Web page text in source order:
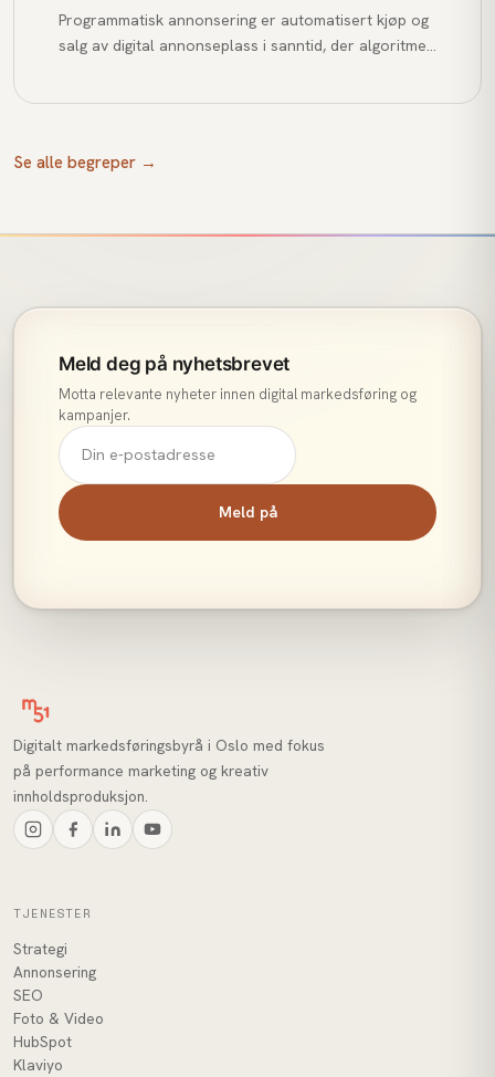
Programmatisk annonsering er automatisert kjøp og
salg av digital annonseplass i sanntid, der algoritmer
Se alle begreper →
Meld deg på nyhetsbrevet
Motta relevante nyheter innen digital markedsføring og
kampanjer.
Meld på
Digitalt markedsføringsbyrå i Oslo med fokus
på performance marketing og kreativ
innholdsproduksjon.
TJENESTER
Strategi
Annonsering
SEO
Foto & Video
HubSpot
Klaviyo